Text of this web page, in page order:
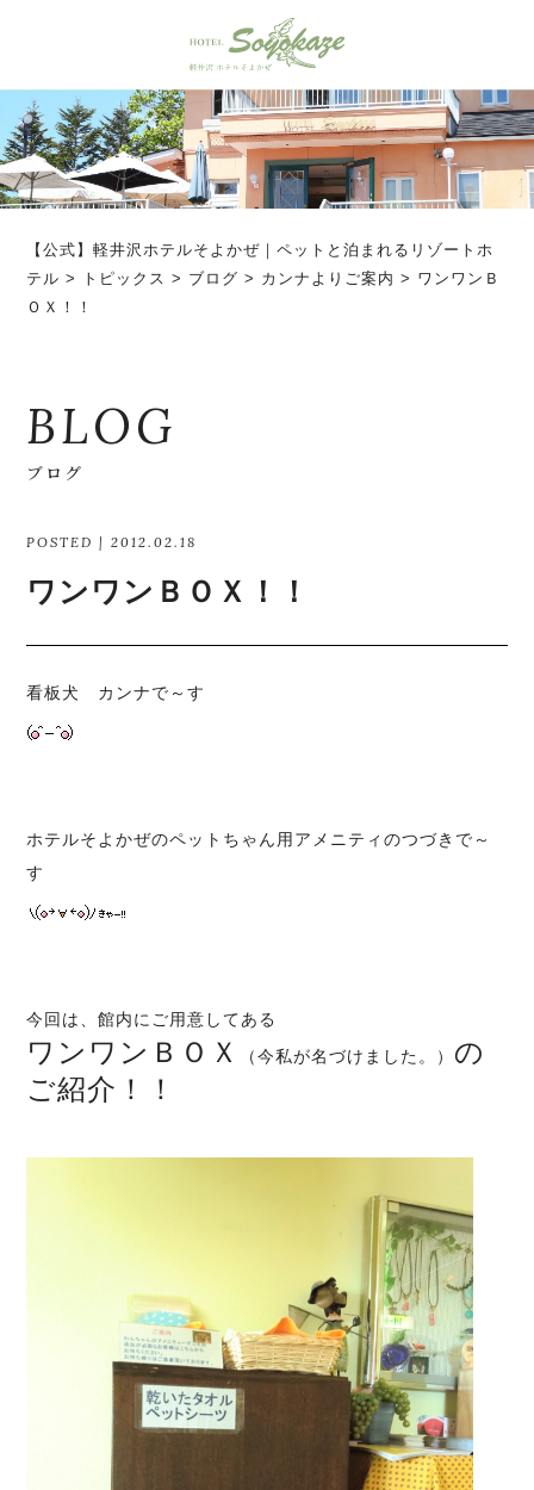
【公式】軽井沢ホテルそよかぜ｜ペットと泊まれるリゾートホ
テル > トピックス > ブログ > カンナよりご案内 > ワンワンＢ
ＯＸ！！
BLOG
ブログ
POSTED | 2012.02.18
ワンワンＢＯＸ！！
看板犬 カンナで～す
ホテルそよかぜのペットちゃん用アメニティのつづきで～
す
今回は、館内にご用意してある
ワンワンＢＯＸ （今私が名づけました。） の
ご紹介！！